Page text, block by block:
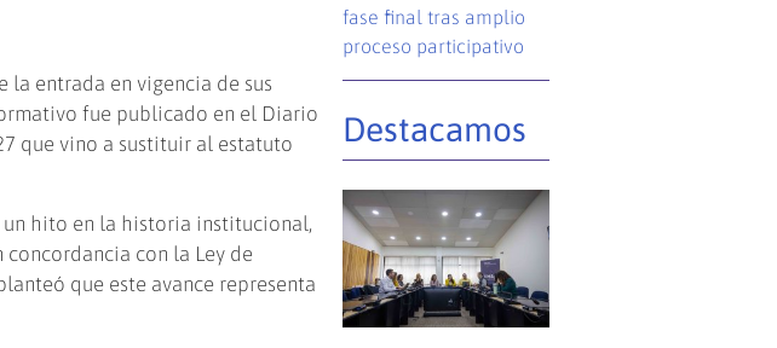
la entrada en vigencia de sus
fue publicado en el Diario
que vino a sustituir al estatuto
un hito en la historia institucional,
con la Ley de
que este avance representa
fase final tras amplio
proceso participativo
Destacamos